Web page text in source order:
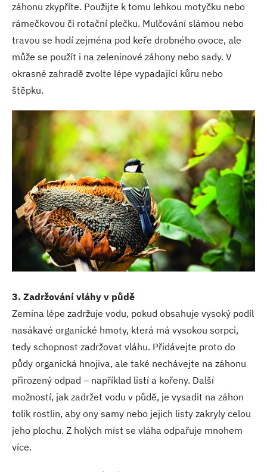
záhonu zkypříte. Použijte k tomu lehkou motyčku nebo
rámečkovou či rotační plečku. Mulčování slámou nebo
travou se hodí zejména pod keře drobného ovoce, ale
může se použít i na zeleninové záhony nebo sady. V
okrasné zahradě zvolte lépe vypadající kůru nebo
štěpku.
3. Zadržování vláhy v půdě
Zemina lépe zadržuje vodu, pokud obsahuje vysoký podíl
nasákavé organické hmoty, která má vysokou sorpci,
tedy schopnost zadržovat vláhu. Přidávejte proto do
půdy organická hnojiva, ale také nechávejte na záhonu
přirozený odpad – například listí a kořeny. Další
možností, jak zadržet vodu v půdě, je vysadit na záhon
tolik rostlin, aby ony samy nebo jejich listy zakryly celou
jeho plochu. Z holých míst se vláha odpařuje mnohem
více.